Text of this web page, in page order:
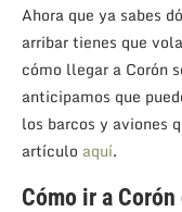
Ahora que ya sabes
arribar tienes que
cómo llegar a Corón
anticipamos que
los barcos y aviones
artículo aquí.
Cómo ir a